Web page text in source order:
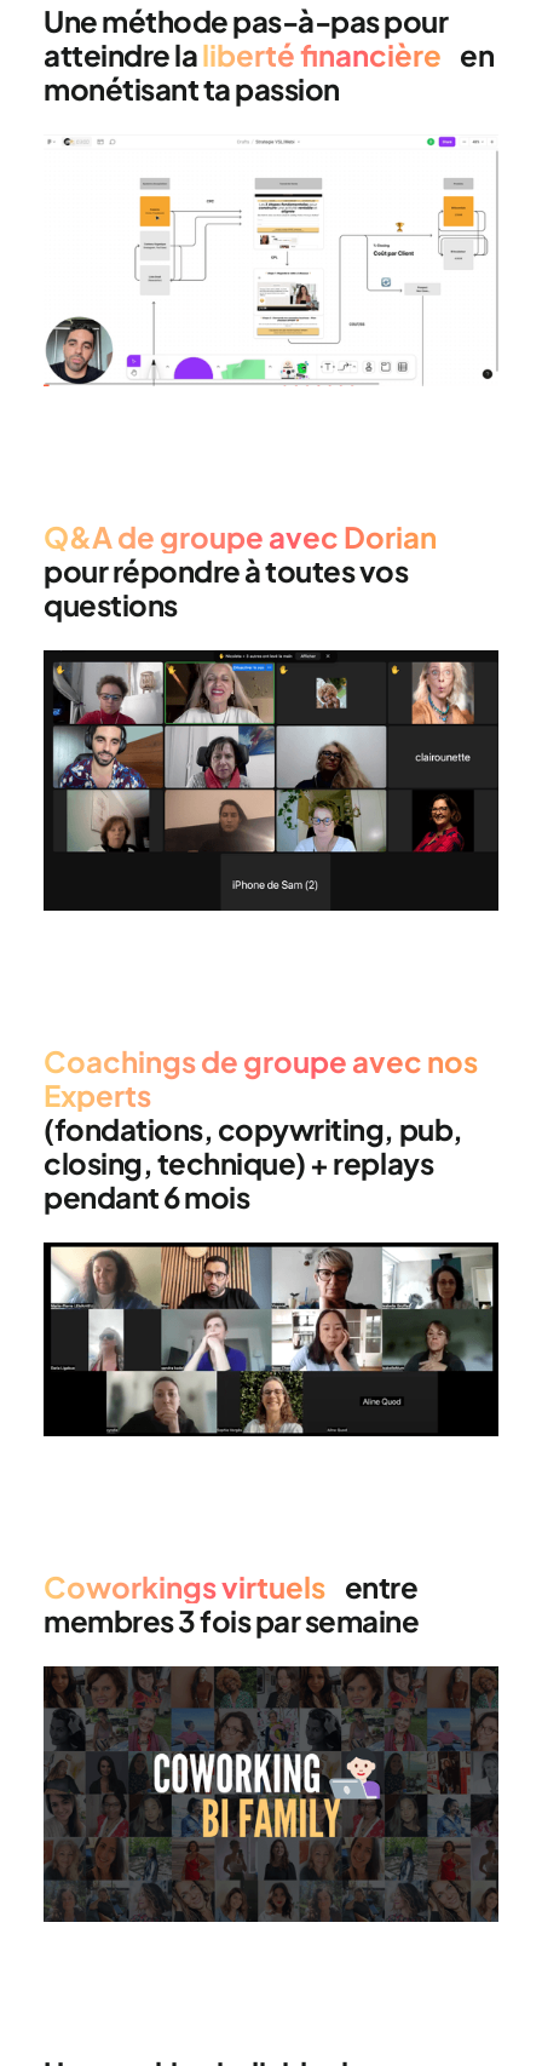
Une méthode pas-à-pas pour
atteindre laliberté financière en
monétisant ta passion
Q&A de groupe avec Dorian
pour répondre à toutes vos
questions
Coachings de groupe avec nos
Experts
(fondations, copywriting, pub,
closing, technique) + replays
pendant 6 mois
Coworkings virtuels entre
membres 3 fois par semaine